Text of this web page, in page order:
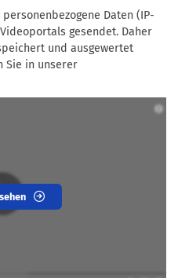
Daten (IP-
gesendet. Daher
und ausgewertet
Sie in unserer